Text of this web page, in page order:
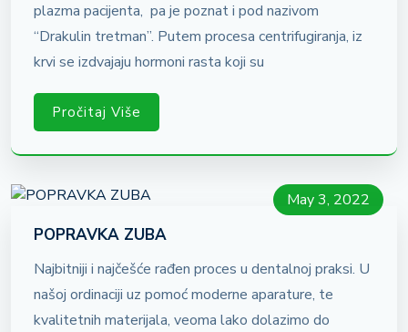
plazma pacijenta, pa je poznat i pod nazivom
“Drakulin tretman”. Putem procesa centrifugiranja, iz
krvi se izdvajaju hormoni rasta koji su
Pročitaj Više
May 3, 2022
POPRAVKA ZUBA
Najbitniji i najčešće rađen proces u dentalnoj praksi. U
našoj ordinaciji uz pomoć moderne aparature, te
kvalitetnih materijala, veoma lako dolazimo do